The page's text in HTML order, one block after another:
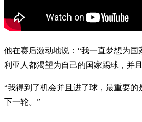
他在赛后激动地说：“我一直梦想为国
利亚人都渴望为自己的国家踢球，并
“我得到了机会并且进了球，最重要的
下一轮。”